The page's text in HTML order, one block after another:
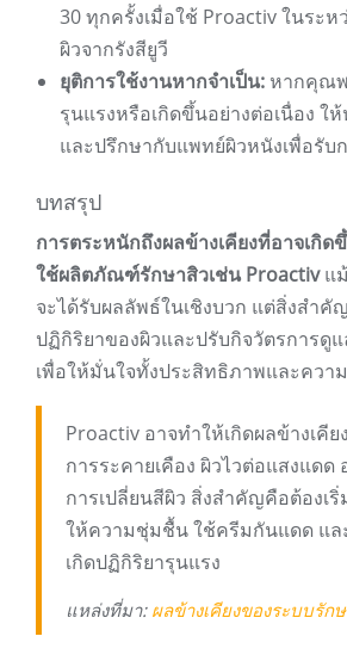
30 ทุกครั้งเมื่อใช้ Proactiv ในระห
ผิวจากรังสียูวี
ยุติการใช้งานหากจำเป็น: หากคุณพ
รุนแรงหรือเกิดขึ้นอย่างต่อเนื่อง ใ
และปรึกษากับแพทย์ผิวหนังเพื่อรับ
บทสรุป
การตระหนักถึงผลข้างเคียงที่อาจเกิด
ใช้ผลิตภัณฑ์รักษาสิวเช่น Proactivแ
จะได้รับผลลัพธ์ในเชิงบวก แต่สิ่งสำคั
ปฏิกิริยาของผิวและปรับกิจวัตรการดู
เพื่อให้มั่นใจทั้งประสิทธิภาพและควา
Proactiv อาจทำให้เกิดผลข้างเคี
การระคายเคือง ผิวไวต่อแสงแดด
การเปลี่ยนสีผิว สิ่งสำคัญคือต้องเ
ให้ความชุ่มชื้น ใช้ครีมกันแดด แล
เกิดปฏิกิริยารุนแรง
แหล่งที่มา: ผลข้างเคียงของระบบรัก